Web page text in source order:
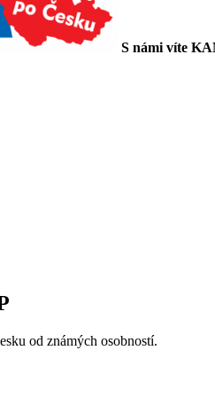
S námi víte
od známých osobností.